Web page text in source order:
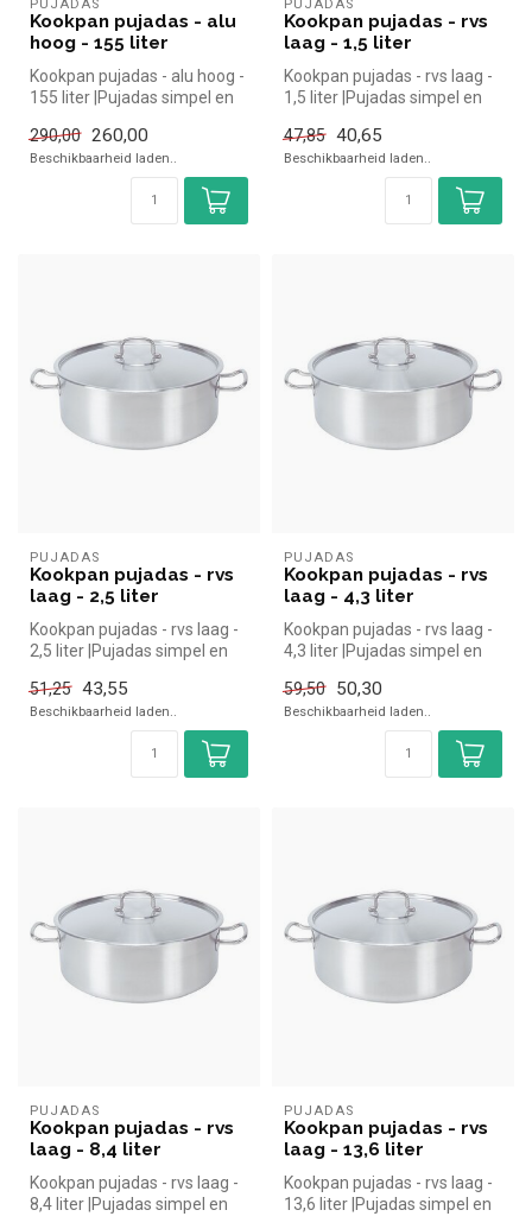
PUJADAS
Kookpan pujadas - alu
hoog - 155 liter
Kookpan pujadas - alu hoog -
155 liter |Pujadas simpel en
290,00 260,00
Beschikbaarheid laden..
PUJADAS
Kookpan pujadas - rvs
laag - 1,5 liter
Kookpan pujadas - rvs laag -
1,5 liter |Pujadas simpel en
47,85 40,65
Beschikbaarheid laden..
PUJADAS
Kookpan pujadas - rvs
laag - 2,5 liter
Kookpan pujadas - rvs laag -
2,5 liter |Pujadas simpel en
51,25 43,55
Beschikbaarheid laden..
PUJADAS
Kookpan pujadas - rvs
laag - 4,3 liter
Kookpan pujadas - rvs laag -
4,3 liter |Pujadas simpel en
59,50
50,30
Beschikbaarheid laden..
PUJADAS
Kookpan pujadas - rvs
laag - 8,4 liter
Kookpan pujadas - rvs laag -
8,4 liter |Pujadas simpel en
PUJADAS
Kookpan pujadas - rvs
laag - 13,6 liter
Kookpan pujadas - rvs laag -
13,6 liter |Pujadas simpel en